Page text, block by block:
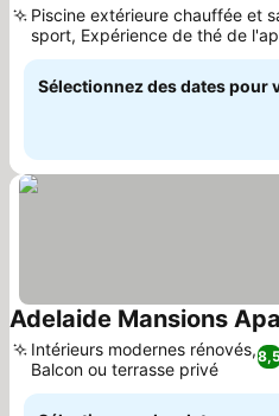
Piscine extérieure chauffée et
sport, Expérience de thé de
saisonnière
Sélectionnez des dates pour
Adelaide Mansions
Intérieurs modernes rénovés,
Balcon ou terrasse privé